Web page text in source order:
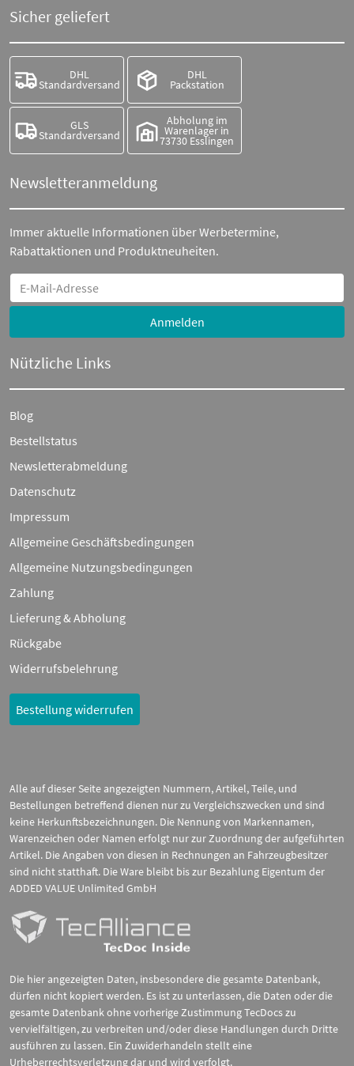
Sicher geliefert
DHL
Standardversand
DHL
Packstation
GLS
Standardversand
Abholung im
Warenlager in
73730 Esslingen
Newsletteranmeldung
Immer aktuelle Informationen über Werbetermine,
Rabattaktionen und Produktneuheiten.
Anmelden
Nützliche Links
Blog
Bestellstatus
Newsletterabmeldung
Datenschutz
Impressum
Allgemeine Geschäftsbedingungen
Allgemeine Nutzungsbedingungen
Zahlung
Lieferung & Abholung
Rückgabe
Widerrufsbelehrung
Bestellung widerrufen
Alle auf dieser Seite angezeigten Nummern, Artikel, Teile, und
Bestellungen betreffend dienen nur zu Vergleichszwecken und sind
keine Herkunftsbezeichnungen. Die Nennung von Markennamen,
Warenzeichen oder Namen erfolgt nur zur Zuordnung der aufgeführten
Artikel. Die Angaben von diesen in Rechnungen an Fahrzeugbesitzer
sind nicht statthaft. Die Ware bleibt bis zur Bezahlung Eigentum der
ADDED VALUE Unlimited GmbH
Die hier angezeigten Daten, insbesondere die gesamte Datenbank,
dürfen nicht kopiert werden. Es ist zu unterlassen, die Daten oder die
gesamte Datenbank ohne vorherige Zustimmung TecDocs zu
vervielfältigen, zu verbreiten und/oder diese Handlungen durch Dritte
ausführen zu lassen. Ein Zuwiderhandeln stellt eine
Urheberrechtsverletzung dar und wird verfolgt.